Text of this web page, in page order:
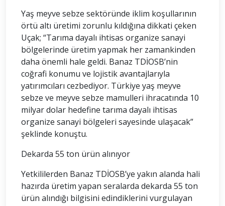
Yaş meyve sebze sektöründe iklim koşullarının
örtü altı üretimi zorunlu kıldığına dikkati çeken
Uçak; “Tarıma dayalı ihtisas organize sanayi
bölgelerinde üretim yapmak her zamankinden
daha önemli hale geldi. Banaz TDİOSB’nin
coğrafi konumu ve lojistik avantajlarıyla
yatırımcıları cezbediyor. Türkiye yaş meyve
sebze ve meyve sebze mamulleri ihracatında 10
milyar dolar hedefine tarıma dayalı ihtisas
organize sanayi bölgeleri sayesinde ulaşacak”
şeklinde konuştu.
Dekarda 55 ton ürün alınıyor
Yetkililerden Banaz TDİOSB’ye yakın alanda hali
hazırda üretim yapan seralarda dekarda 55 ton
ürün alındığı bilgisini edindiklerini vurgulayan